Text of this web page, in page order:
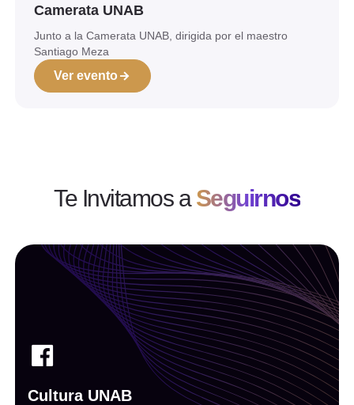
Camerata UNAB
Junto a la Camerata UNAB, dirigida por el maestro
Santiago Meza
Ver evento
Te Invitamos aSeguirnos
Cultura UNAB